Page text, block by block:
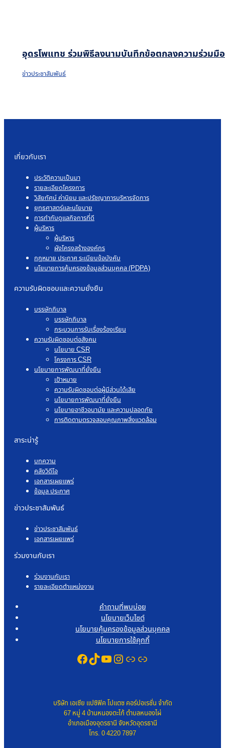
อุดรโพแทช ร่วมพิธีลงนามบันทึกข้อตกลงความร่วมมือ
ข่าวประชาสัมพันธ์
เกี่ยวกับเรา
ประวัติความเป็นมา
รายละเอียดโครงการ
วิสัยทัศน์ ค่านิยม และปรัชญาการบริหารจัดการ
ยุทธศาสตร์และนโยบาย
การกำกับดูแลกิจการที่ดี
ผู้บริหาร
ผู้บริหาร
ผังโครงสร้างองค์กร
กฎหมาย ประกาศ ระเบียบข้อบังคับ
นโยบายการคุ้มครองข้อมูลส่วนบุคคล (PDPA)
ความรับผิดชอบและความยั่งยืน
บรรษัทภิบาล
บรรษัทภิบาล
กระบวนการรับเรื่องร้องเรียน
ความรับผิดชอบต่อสังคม
นโยบาย CSR
โครงการ CSR
นโยบายการพัฒนาที่ยั่งยืน
เป้าหมาย
ความรับผิดชอบต่อผู้มีส่วนได้เสีย
นโยบายการพัฒนาที่ยั่งยืน
นโยบายอาชีวอนามัย และความปลอดภัย
การติดตามตรวจสอบคุณภาพสิ่งแวดล้อม
สาระน่ารู้
บทความ
คลังวิดีโอ
เอกสารเผยแพร่
ข้อมูล ประกาศ
ข่าวประชาสัมพันธ์
ข่าวประชาสัมพันธ์
เอกสารเผยแพร่
ร่วมงานกับเรา
ร่วมงานกับเรา
รายละเอียดตำแหน่งงาน
คำถามที่พบบ่อย
นโยบายเว็บไซต์
นโยบายคุ้มครองข้อมูลส่วนบุคคล
นโยบายการใช้คุกกี้
Facebook
TikTok
YouTube
Instagram
Link
Link
บริษัท เอเซีย แปซิฟิค โปแตซ คอร์ปอเรชั่น จำกัด
67 หมู่ 4 บ้านหนองตะไก้ ตำบลหนองไผ่
อำเภอเมืองอุดรธานี จังหวัดอุดรธานี
โทร. 0 4220 7897